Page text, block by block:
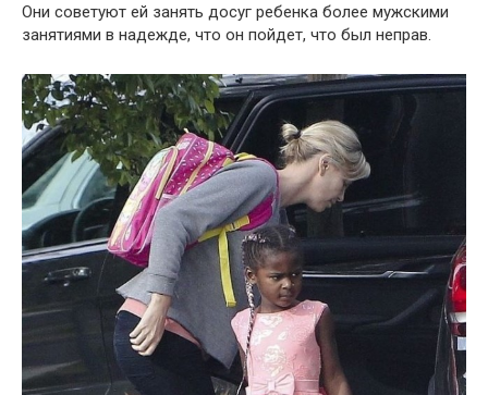
Они советуют ей занять досуг ребенка более мужскими
занятиями в надежде, что он пойдет, что был неправ.